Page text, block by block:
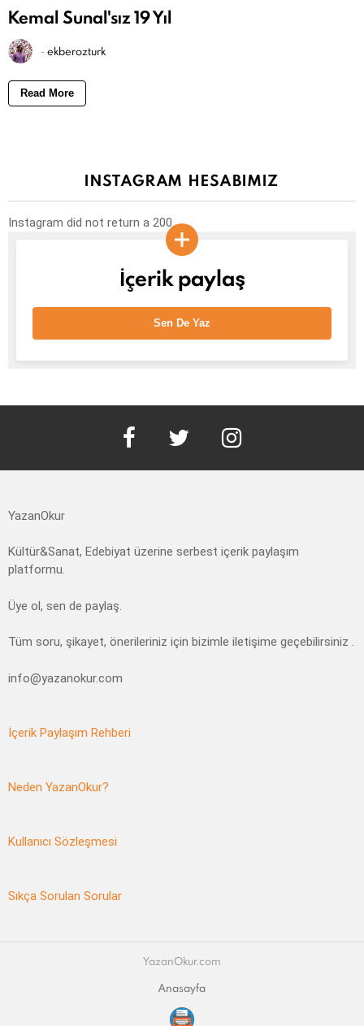
Kemal Sunal'sız 19 Yıl
-ekberozturk
Read More
INSTAGRAM HESABIMIZ
Instagram did not return a 200.
İçerik paylaş
Sen De Yaz
YazanOkur
Kültür&Sanat, Edebiyat üzerine serbest içerik paylaşım
platformu.
Üye ol, sen de paylaş.
Tüm soru, şikayet, önerileriniz için bizimle iletişime geçebilirsiniz .
info@yazanokur.com
İçerik Paylaşım Rehberi
Neden YazanOkur?
Kullanıcı Sözleşmesi
Sıkça Sorulan Sorular
YazanOkur.com
Anasayfa